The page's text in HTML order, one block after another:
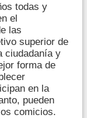
todas y
el
las
superior de
ciudadanía y
forma de
en la
pueden
comicios.